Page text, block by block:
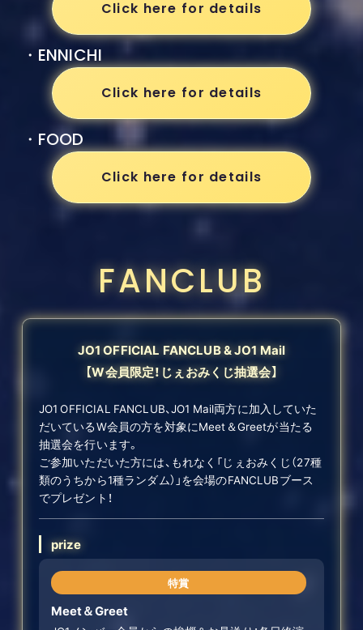
Click here for details
・ENNICHI
Click here for details
・FOOD
Click here for details
FANCLUB
JO1 OFFICIAL FANCLUB & JO1 Mail
【W会員限定！じぇおみくじ抽選会】
JO1 OFFICIAL FANCLUB、JO1 Mail両方に加入していた
だいているW会員の方を対象にMeet＆Greetが当たる
抽選会を行います。
ご参加いただいた方には、もれなく「じぇおみくじ（27種
類のうちから1種ランダム）」を会場のFANCLUBブース
でプレゼント！
prize
特賞
Meet＆Greet